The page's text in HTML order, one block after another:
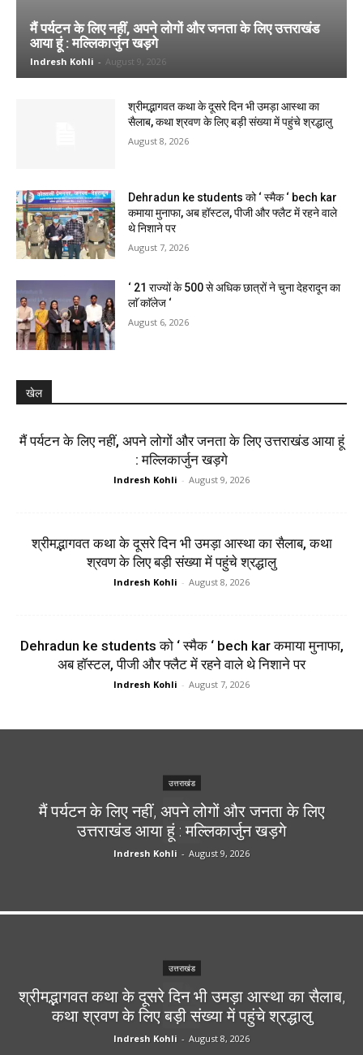
मैं पर्यटन के लिए नहीं, अपने लोगों और जनता के लिए उत्तराखंड
आया हूं : मल्लिकार्जुन खड़गे
Indresh Kohli - August 9, 2026
श्रीमद्भागवत कथा के दूसरे दिन भी उमड़ा आस्था का
सैलाब, कथा श्रवण के लिए बड़ी संख्या में पहुंचे श्रद्धालु
August 8, 2026
Dehradun ke students को ‘ स्मैक ‘ bech kar
कमाया मुनाफा, अब हॉस्टल, पीजी और फ्लैट में रहने वाले
थे निशाने पर
August 7, 2026
‘ 21 राज्यों के 500 से अधिक छात्रों ने चुना देहरादून का
लाॅ काॅलेज ‘
August 6, 2026
खेल
मैं पर्यटन के लिए नहीं, अपने लोगों और जनता के लिए उत्तराखंड आया हूं
: मल्लिकार्जुन खड़गे
Indresh Kohli - August 9, 2026
श्रीमद्भागवत कथा के दूसरे दिन भी उमड़ा आस्था का सैलाब, कथा
श्रवण के लिए बड़ी संख्या में पहुंचे श्रद्धालु
Indresh Kohli - August 8, 2026
Dehradun ke students को ‘ स्मैक ‘ bech kar कमाया मुनाफा,
अब हॉस्टल, पीजी और फ्लैट में रहने वाले थे निशाने पर
Indresh Kohli - August 7, 2026
उत्तराखंड
मैं पर्यटन के लिए नहीं, अपने लोगों और जनता के लिए
उत्तराखंड आया हूं : मल्लिकार्जुन खड़गे
Indresh Kohli - August 9, 2026
उत्तराखंड
श्रीमद्भागवत कथा के दूसरे दिन भी उमड़ा आस्था का सैलाब,
कथा श्रवण के लिए बड़ी संख्या में पहुंचे श्रद्धालु
Indresh Kohli - August 8, 2026